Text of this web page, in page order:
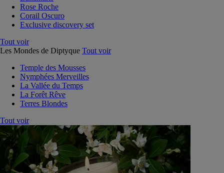
Rose Roche
Corail Oscuro
Exclusive discovery set
Tout voir
Les Mondes de Diptyque Tout voir
Temple des Mousses
Nymphées Merveilles
La Vallée du Temps
La Forêt Rêve
Terres Blondes
Tout voir